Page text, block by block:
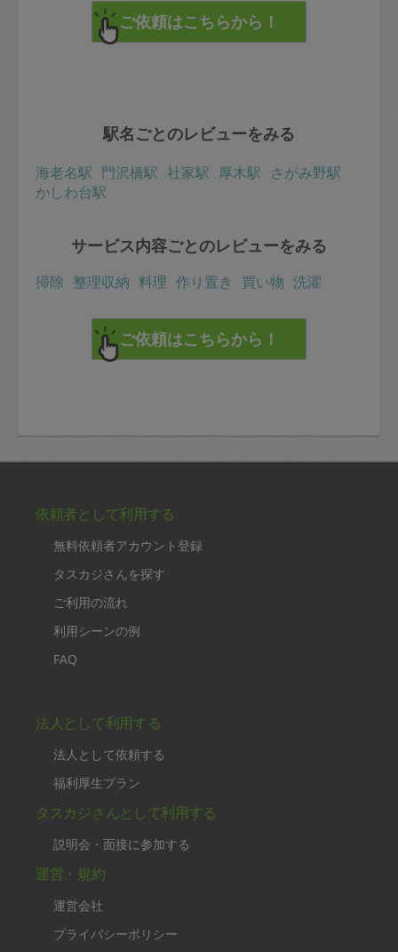
駅名ごとのレビューをみる
海老名駅 門沢橋駅 社家駅 厚木駅 さがみ野駅
かしわ台駅
サービス内容ごとのレビューをみる
掃除 整理収納 料理 作り置き 買い物 洗濯
依頼者として利用する
無料依頼者アカウント登録
タスカジさんを探す
ご利用の流れ
利用シーンの例
FAQ
法人として利用する
法人として依頼する
福利厚生プラン
タスカジさんとして利用する
説明会・面接に参加する
運営・規約
運営会社
プライバシーポリシー